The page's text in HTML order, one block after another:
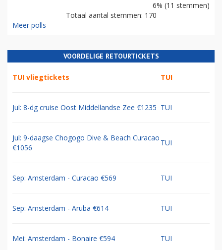
6% (11 stemmen)
Totaal aantal stemmen: 170
Meer polls
VOORDELIGE RETOURTICKETS
TUI vliegtickets TUI
Jul: 8-dg cruise Oost Middellandse Zee €1235 TUI
Jul: 9-daagse Chogogo Dive & Beach Curacao
€1056
TUI
Sep: Amsterdam - Curacao €569 TUI
Sep: Amsterdam - Aruba €614 TUI
Mei: Amsterdam - Bonaire €594 TUI